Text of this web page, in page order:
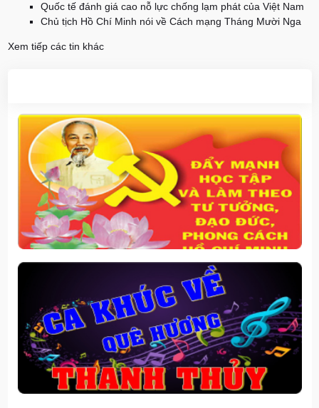
Quốc tế đánh giá cao nỗ lực chống lạm phát của Việt Nam
Chủ tịch Hồ Chí Minh nói về Cách mạng Tháng Mười Nga
Xem tiếp các tin khác